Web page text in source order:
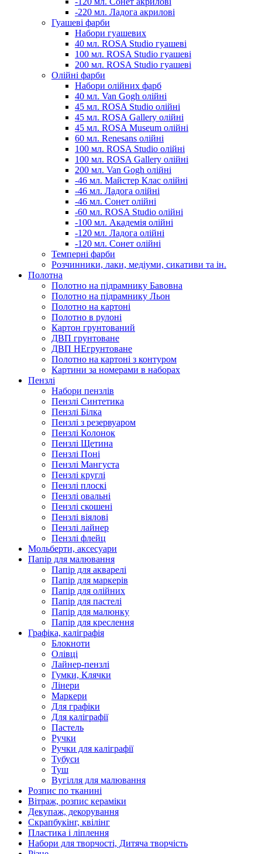
-220 мл. Ладога акрилові
Гуашеві фарби
Набори гуашевих
40 мл. ROSA Studio гуашеві
100 мл. ROSA Studio гуашеві
200 мл. ROSA Studio гуашеві
Олійні фарби
Набори олійних фарб
40 мл. Van Gogh олійні
45 мл. ROSA Studio олійні
45 мл. ROSA Gallery олійні
45 мл. ROSA Museum олійні
60 мл. Renesans олійні
100 мл. ROSA Studio олійні
100 мл. ROSA Gallery олійні
200 мл. Van Gogh олійні
-46 мл. Майстер Клас олійні
-46 мл. Ладога олійні
-46 мл. Сонет олійні
-60 мл. ROSA Studio олійні
-100 мл. Академія олійні
-120 мл. Ладога олійні
-120 мл. Сонет олійні
Темперні фарби
Розчинники, лаки, медіуми, сикативи та ін.
Полотна
Полотно на підрамнику Бавовна
Полотно на підрамнику Льон
Полотно на картоні
Полотно в рулоні
Картон грунтований
ДВП грунтоване
ДВП НЕгрунтоване
Полотно на картоні з контуром
Картини за номерами в наборах
Пензлі
Набори пензлів
Пензлі Синтетика
Пензлі Білка
Пензлі з резервуаром
Пензлі Колонок
Пензлі Щетина
Пензлі Поні
Пензлі Мангуста
Пензлі круглі
Пензлі плоскі
Пензлі овальні
Пензлі скошені
Пензлі віялові
Пензлі лайнер
Пензлі флейц
Мольберти, аксесуари
Папір для малювання
Папір для акварелі
Папір для маркерів
Папір для олійних
Папір для пастелі
Папір для малюнку
Папір для креслення
Графіка, каліграфія
Блокноти
Олівці
Лайнер-пензлі
Гумки, Клячки
Лінери
Маркери
Для графіки
Для каліграфії
Пастель
Ручки
Ручки для каліграфії
Тубуси
Туш
Вугілля для малювання
Розпис по тканині
Вітраж, розпис кераміки
Декупаж, декорування
Скрапбукінг, квілінг
Пластика і ліплення
Набори для творчості, Дитяча творчість